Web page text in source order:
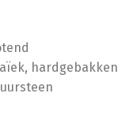
hardgebakken